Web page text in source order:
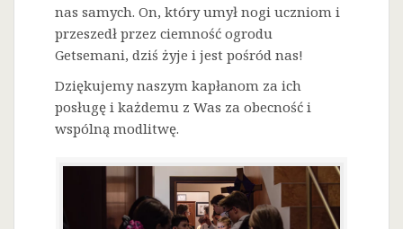
nas samych. On, który umył nogi uczniom i
przeszedł przez ciemność ogrodu
Getsemani, dziś żyje i jest pośród nas!
Dziękujemy naszym kapłanom za ich
posługę i każdemu z Was za obecność i
wspólną modlitwę.